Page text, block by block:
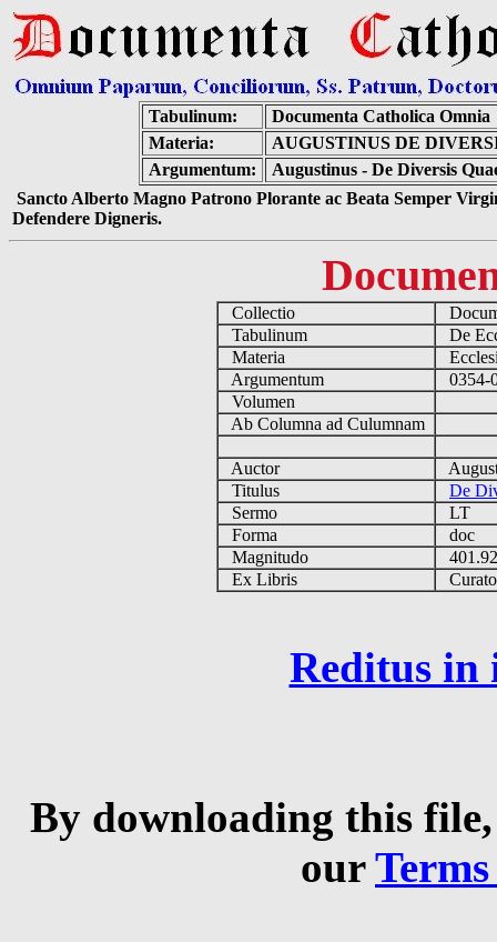
Tabulinum:
Documenta Catholica Omnia
Materia:
AUGUSTINUS DE
Argumentum:
Augustinus - De Diversis
Sancto Alberto Magno Patrono Plorante ac Beata Semper
Defendere Digneris.
Collectio
Tabulinum
De
Materia
Argumentum
0354-
Volumen
Ab Columna ad Culumnam
Auctor
Titulus
De
Sermo
LT
Forma
doc
Magnitudo
Ex Libris
Reditus in
By downloading this
our